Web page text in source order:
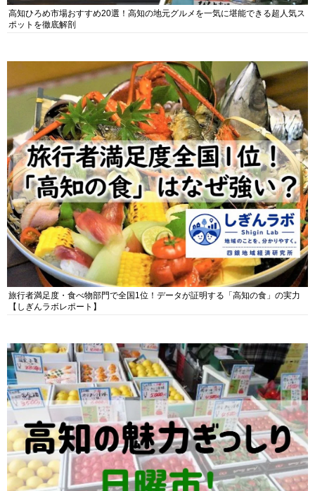
高知ひろめ市場おすすめ20選！高知の地元グルメを一気に堪能できる超人気ス
ポットを徹底解剖
旅行者満足度・食べ物部門で全国1位！データが証明する「高知の食」の実力
【しぎんラボレポート】